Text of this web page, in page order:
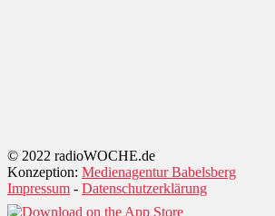
© 2022 radioWOCHE.de
Konzeption: Medienagentur Babelsberg
Impressum - Datenschutzerklärung